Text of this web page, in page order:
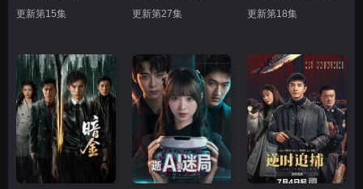
更新第15集 更新第27集 更新第18集